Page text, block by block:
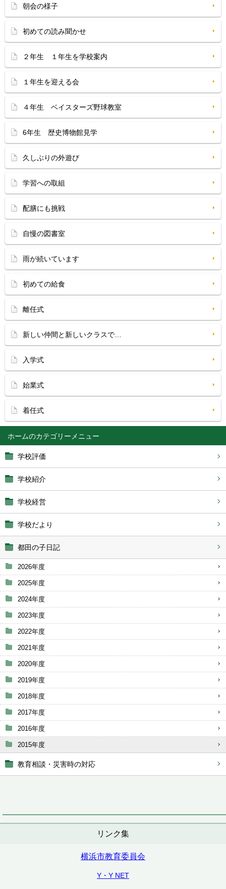
ホーム
学校評価
学校紹介
学校経営
学校だより
都田の子日記
2026年度
2025年度
2024年度
2023年度
2022年度
2021年度
2020年度
2019年度
2018年度
2017年度
2016年度
2015年度
教育相談・災害時の対応
リンク集
横浜市教育委員会
Y・Y NET
朝会の様子
初めての読み聞かせ
２年生 １年生を学校案内
１年生を迎える会
４年生 ベイスターズ野球教室
6年生 歴史博物館見学
久しぶりの外遊び
学習への取組
配膳にも挑戦
自慢の図書室
雨が続いています
初めての給食
離任式
新しい仲間と新しいクラスで…
入学式
始業式
着任式